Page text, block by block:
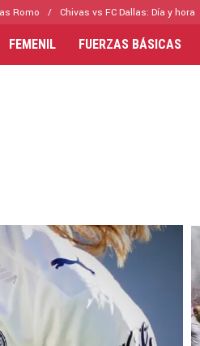
Romo Chivas vs FC Dallas: Día y hora
FEMENIL FUERZAS BÁSICAS